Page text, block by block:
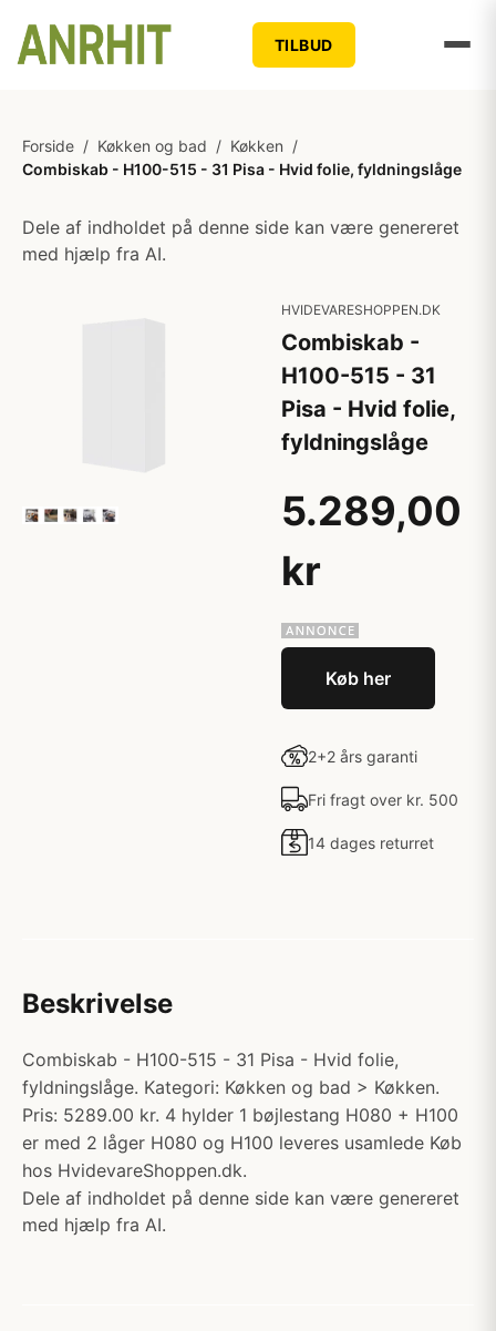
TILBUD
Forside / Køkken og bad / Køkken /
Combiskab - H100-515 - 31 Pisa - Hvid folie, fyldningslåge
Dele af indholdet på denne side kan være genereret
med hjælp fra AI.
HVIDEVARESHOPPEN.DK
Combiskab -
H100-515 - 31
Pisa - Hvid folie,
fyldningslåge
5.289,00
kr
Køb her
2+2 års garanti
Fri fragt over kr. 500
14 dages returret
Beskrivelse
Combiskab - H100-515 - 31 Pisa - Hvid folie,
fyldningslåge. Kategori: Køkken og bad > Køkken.
Pris: 5289.00 kr. 4 hylder 1 bøjlestang H080 + H100
er med 2 låger H080 og H100 leveres usamlede Køb
hos HvidevareShoppen.dk.
Dele af indholdet på denne side kan være genereret
med hjælp fra AI.